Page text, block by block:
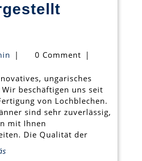
hier
admin
| 0 Comment |
ungarisches
beschäftigen uns seit
von Lochblechen.
sind sehr zuverlässig,
mit Ihnen
Die Qualität der